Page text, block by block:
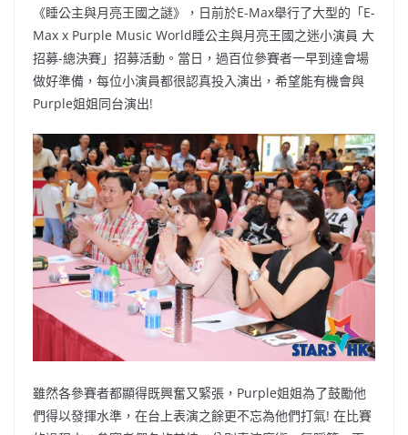
《睡公主與月亮王國之謎》，日前於E-Max舉行了大型的「E-
Max x Purple Music World睡公主與月亮王國之迷小演員 大
招募-總決賽」招募活動。當日，過百位參賽者一早到達會場
做好準備，每位小演員都很認真投入演出，希望能有機會與
Purple姐姐同台演出!
雖然各參賽者都顯得既興奮又緊張，Purple姐姐為了鼓勵他
們得以發揮水準，在台上表演之餘更不忘為他們打氣! 在比賽